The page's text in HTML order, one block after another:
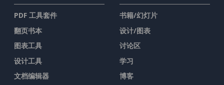
PDF 工具套件
翻页书本
图表工具
设计工具
文档编辑器
书籍/幻灯片
设计/图表
讨论区
学习
博客